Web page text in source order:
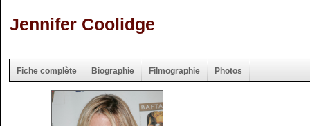
Jennifer Coolidge
Fiche complète Biographie Filmographie Photos